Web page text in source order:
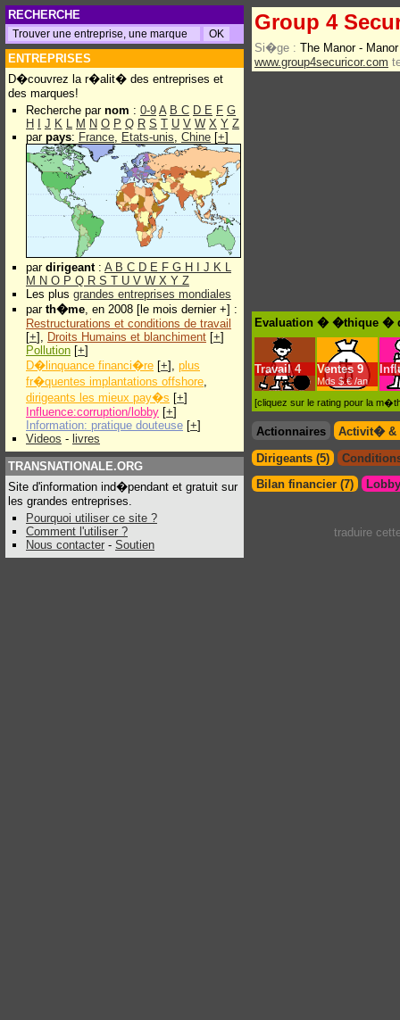
RECHERCHE
ENTREPRISES
D�couvrez la r�alit� des entreprises et
des marques!
Recherche par nom : 0-9 A B C D E F G
H
J K L M N O P Q R S T U V W X Y Z
par pays: France, Etats-unis, Chine [+]
par dirigeant: A B C D E F G H J K L
M N O P Q R S T U V W X Y Z
Les plus grandes entreprises mondiales
par th�me, en 2008 [le mois dernier +] :
Restructurations et conditions de travail
[+], Droits Humains et blanchiment [+]
Pollution [+]
D�linquance financi�re [+], plus
fr�quentes implantations offshore,
dirigeants les mieux pay�s [+]
Influence:corruption/lobby [+]
Information: pratique douteuse [+]
Videos - livres
TRANSNATIONALE.ORG
Site d'information ind�pendant et gratuit sur
les grandes entreprises.
Pourquoi utiliser ce site ?
Comment l'utiliser ?
Nous contacter - Soutien
Group 4
Si�ge : The Manor -
www.group4securicor.com
Evaluation � �thique �
Travail 4 Ventes 9
Mds $.€ /an
[cliquez sur le rating pour la
Actionnaires
Activit� &
Dirigeants (5)
Bilan financier (7)
traduire